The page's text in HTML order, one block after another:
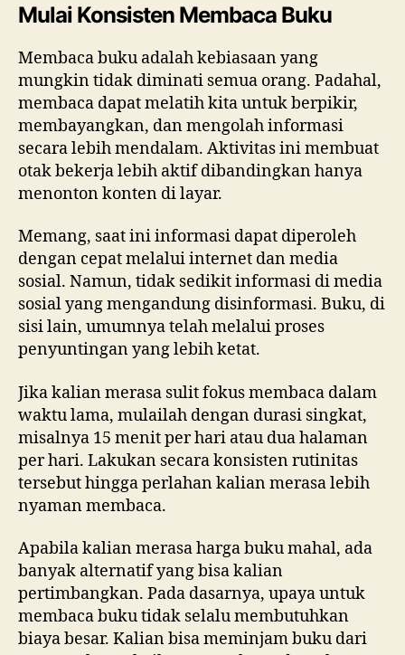
Mulai Konsisten Membaca Buku
Membaca buku adalah kebiasaan yang
mungkin tidak diminati semua orang. Padahal,
membaca dapat melatih kita untuk berpikir,
membayangkan, dan mengolah informasi
secara lebih mendalam. Aktivitas ini membuat
otak bekerja lebih aktif dibandingkan hanya
menonton konten di layar.
Memang, saat ini informasi dapat diperoleh
dengan cepat melalui internet dan media
sosial. Namun, tidak sedikit informasi di media
sosial yang mengandung disinformasi. Buku, di
sisi lain, umumnya telah melalui proses
penyuntingan yang lebih ketat.
Jika kalian merasa sulit fokus membaca dalam
waktu lama, mulailah dengan durasi singkat,
misalnya 15 menit per hari atau dua halaman
per hari. Lakukan secara konsisten rutinitas
tersebut hingga perlahan kalian merasa lebih
nyaman membaca.
Apabila kalian merasa harga buku mahal, ada
banyak alternatif yang bisa kalian
pertimbangkan. Pada dasarnya, upaya untuk
membaca buku tidak selalu membutuhkan
biaya besar. Kalian bisa meminjam buku dari